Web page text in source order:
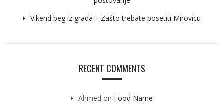
Vikend beg iz grada – Zašto trebate posetiti Mirovicu
RECENT COMMENTS
Ahmed on Food Name